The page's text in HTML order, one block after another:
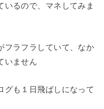
いるので、マネしてみま
フラフラしていて、なか
いません
グも１日飛ばしになって